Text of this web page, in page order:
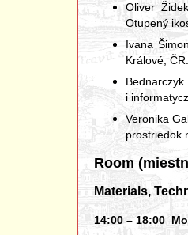
Oliver
Otupený
Ivana
Králové, ČR:
i
Veronika
prostriedok
Room
Materials,
14:00 – 18:00